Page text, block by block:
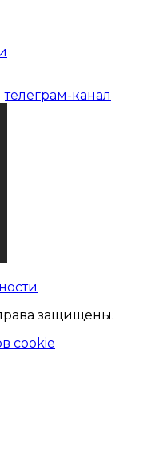
телеграм-канал
защищены.
cookie